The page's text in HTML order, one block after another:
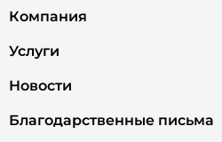
Компания
Услуги
Новости
Благодарственные письма